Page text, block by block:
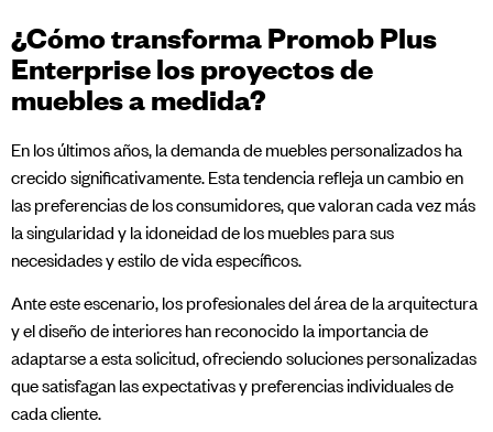
¿Cómo transforma Promob Plus
Enterprise los proyectos de
muebles a medida?
En los últimos años, la demanda de muebles personalizados ha
crecido significativamente. Esta tendencia refleja un cambio en
las preferencias de los consumidores, que valoran cada vez más
la singularidad y la idoneidad de los muebles para sus
necesidades y estilo de vida específicos.
Ante este escenario, los profesionales del área de la arquitectura
y el diseño de interiores han reconocido la importancia de
adaptarse a esta solicitud, ofreciendo soluciones personalizadas
que satisfagan las expectativas y preferencias individuales de
cada cliente.